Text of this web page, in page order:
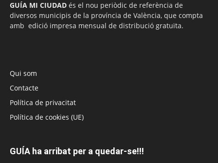
GUÍA MI CIUDAD és el nou periòdic de referència de
diversos municipis de la província de València, que compta
amb edició impresa mensual de distribució gratuïta.
Qui som
Contacte
Política de privacitat
Política de cookies (UE)
GUÍA ha arribat per a quedar-se!!!